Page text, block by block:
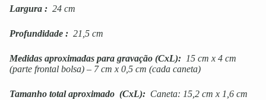
Largura : 24 cm
Profundidade : 21,5 cm
Medidas aproximadas para gravação (CxL): 15 cm x 4 cm
(parte frontal bolsa) – 7 cm x 0,5 cm (cada caneta)
Tamanho total aproximado (CxL): Caneta: 15,2 cm x 1,6 cm